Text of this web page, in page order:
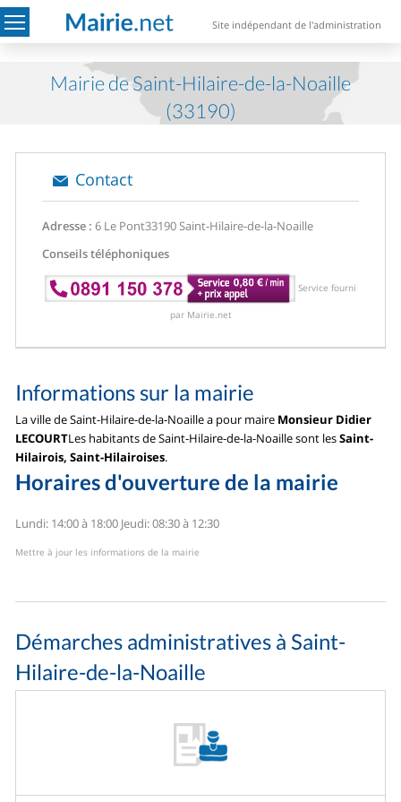
Site indépendant de l'administration
Mairie de Saint-Hilaire-de-la-Noaille
(33190)
Contact
Adresse : 6 Le Pont33190 Saint-Hilaire-de-la-Noaille
Conseils téléphoniques
Service fourni
par Mairie.net
Informations sur la mairie
La ville de Saint-Hilaire-de-la-Noaille a pour maire Monsieur Didier
LECOURTLes habitants de Saint-Hilaire-de-la-Noaille sont lesSaint-
Hilairois, Saint-Hilairoises.
Horaires d'ouverture de la mairie
Lundi: 14:00 à 18:00 Jeudi: 08:30 à 12:30
Mettre à jour les informations de la mairie
Démarches administratives à Saint-
Hilaire-de-la-Noaille